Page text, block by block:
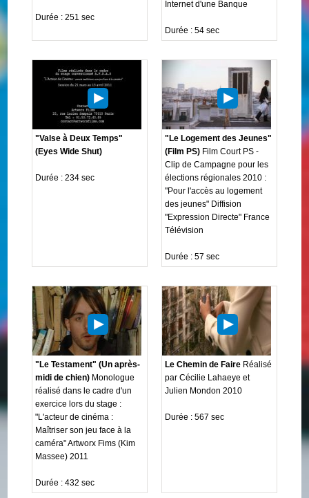
Durée : 251 sec
Internet d'une Banque
Durée : 54 sec
"Valse à Deux Temps"
(Eyes Wide Shut)
Durée : 234 sec
"Le Logement des Jeunes"
(Film PS) Film Court PS -
Clip de Campagne pour les
élections régionales 2010 :
"Pour l'accès au logement
des jeunes" Diffision
"Expression Directe" France
Télévision
Durée : 57 sec
"Le Testament" (Un après-
midi de chien) Monologue
réalisé dans le cadre d'un
exercice lors du stage :
"L'acteur de cinéma :
Maîtriser son jeu face à la
caméra" Artworx Fims (Kim
Massee) 2011
Durée : 432 sec
Le Chemin de Faire Réalisé
par Cécilie Lahaeye et
Julien Mondon 2010
Durée : 567 sec